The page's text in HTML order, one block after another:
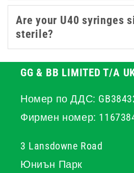
Are your U40 syringes
sterile?
GG & BB LIMITED T/A
Номер по ДДС:
Фирмен номер:
3 Lansdowne Road
Юниън Парк